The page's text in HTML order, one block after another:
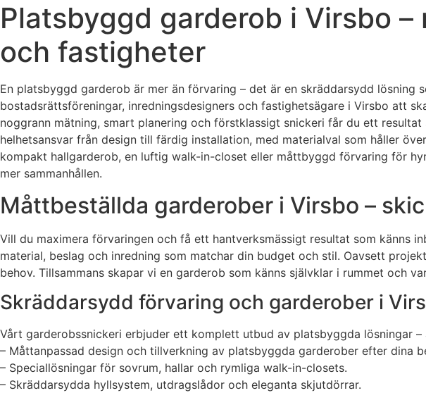
Platsbyggd garderob i Virsbo
och fastigheter
En platsbyggd garderob är mer än förvaring – det är en skräddarsydd
bostadsrättsföreningar, inredningsdesigners och fastighetsägare i Virsbo att
noggrann mätning, smart planering och förstklassigt snickeri får du ett
helhetsansvar från design till färdig installation, med materialval som håller
kompakt hallgarderob, en luftig walk-in-closet eller måttbyggd förvaring för
mer sammanhållen.
Måttbeställda garderober i Virsbo –
Vill du maximera förvaringen och få ett hantverksmässigt resultat som känns
material, beslag och inredning som matchar din budget och stil. Oavsett
behov. Tillsammans skapar vi en garderob som känns självklar i rummet och
Skräddarsydd förvaring och garderober i
Vårt garderobssnickeri erbjuder ett komplett utbud av platsbyggda lösningar
– Måttanpassad design och tillverkning av platsbyggda garderober efter dina
– Speciallösningar för sovrum, hallar och rymliga walk-in-closets.
– Skräddarsydda hyllsystem, utdragslådor och eleganta skjutdörrar.